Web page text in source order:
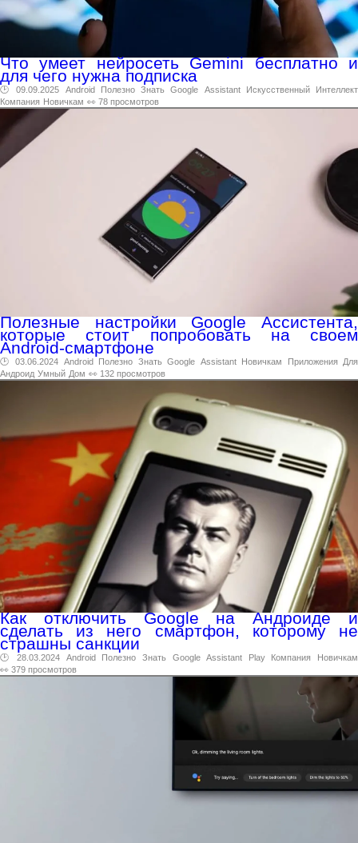
Что умеет нейросеть Gemini бесплатно и
для чего нужна подписка
🕑 09.09.2025 Android Полезно Знать Google Assistant Искусственный
Интеллект
Компания Новичкам 👀 78 просмотров
Полезные настройки Google Ассистента,
которые стоит попробовать на своем
Android-смартфоне
🕑 03.06.2024 Android Полезно Знать Google Assistant Новичкам Приложения Для
Андроид Умный Дом 👀 132 просмотров
Как отключить Google на Андроиде и
сделать из него смартфон, которому не
страшны санкции
🕑 28.03.2024 Android Полезно Знать Google Assistant Play Компания
Новичкам
👀 379 просмотров